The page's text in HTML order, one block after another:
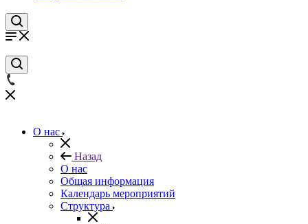
О нас
Назад
О нас
Общая информация
Календарь мероприятий
Структура